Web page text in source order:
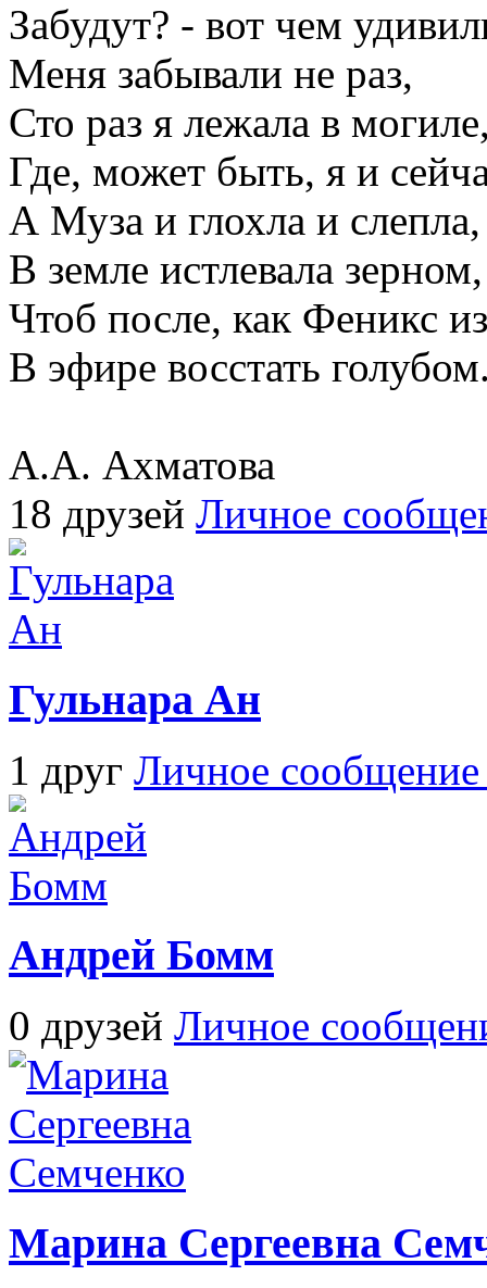
Забудут? - вот чем
Меня забывали не раз,
Сто раз я лежала в
Где, может быть, я и
А Муза и глохла и слепла,
В земле истлевала зерном,
Чтоб после, как Феникс
В эфире восстать
А.А. Ахматова
18 друзей Личное
Гульнара Ан
1 друг Личное
Андрей Бомм
0 друзей Личное
Марина Сергеевна